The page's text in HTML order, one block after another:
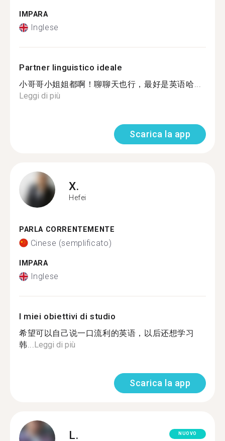
IMPARA
Inglese
Partner linguistico ideale
小哥哥小姐姐都啊！聊聊天也行，最好是英语哈...
Leggi di più
Scarica la app
X.
Hefei
PARLA CORRENTEMENTE
Cinese (semplificato)
IMPARA
Inglese
I miei obiettivi di studio
希望可以自己说一口流利的英语，以后还想学习
韩...Leggi di più
Scarica la app
L. NUOVO